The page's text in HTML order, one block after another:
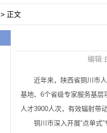
> 正文
编辑:
近年来，陕西省铜川市人
基地、6个省级专家服务基层
人才3900人次，有效辐射带
铜川市深入开展“点单式”